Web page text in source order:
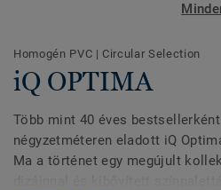
Homogén PVC | Circular Selection
iQ OPTIMA
Több mint 40 éves
négyzetméteren eladott iQ
Ma a történet egy megújult